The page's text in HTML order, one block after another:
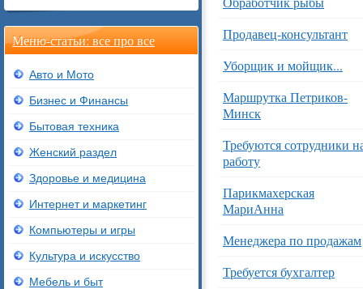
Продавец-консультант
Уборщик и мойщик...
Маршрутка Петриков-
Минск
Требуются сотрудники
работу
Парикмахерская
МариАнна
Менеджера по продажам
Требуется бухгалтер
Меню-статьи: все про все
Авто и Мото
Бизнес и Финансы
Бытовая техника
Женский раздел
Здоровье и медицина
Интернет и маркетинг
Компьютеры и игры
Культура и искусство
Мебель и быт